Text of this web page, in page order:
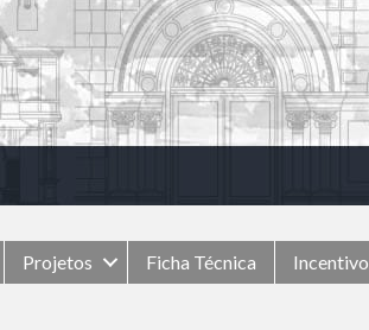
Projetos Ficha Técnica Incentivo